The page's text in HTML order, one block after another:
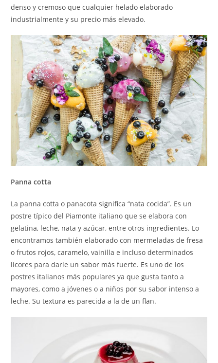
denso y cremoso que cualquier helado elaborado
industrialmente y su precio más elevado.
Panna cotta
La panna cotta o panacota significa “nata cocida”. Es un
postre típico del Piamonte italiano que se elabora con
gelatina, leche, nata y azúcar, entre otros ingredientes. Lo
encontramos también elaborado con mermeladas de fresa
o frutos rojos, caramelo, vainilla e incluso determinados
licores para darle un sabor más fuerte. Es uno de los
postres italianos más populares ya que gusta tanto a
mayores, como a jóvenes o a niños por su sabor intenso a
leche. Su textura es parecida a la de un flan.